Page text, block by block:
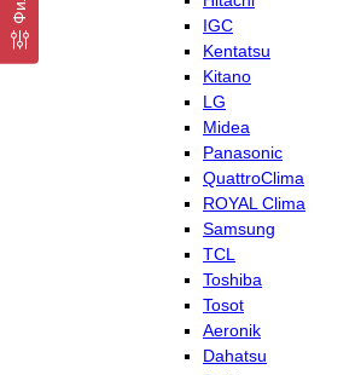
IGC
Kentatsu
Kitano
LG
Midea
Panasonic
QuattroClima
ROYAL Clima
Samsung
TCL
Toshiba
Tosot
Aeronik
Dahatsu